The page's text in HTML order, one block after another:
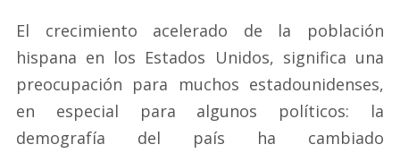
El crecimiento acelerado de la población
hispana en los Estados Unidos, significa una
preocupación para muchos estadounidenses,
en especial para algunos políticos: la
demografía del país ha cambiado